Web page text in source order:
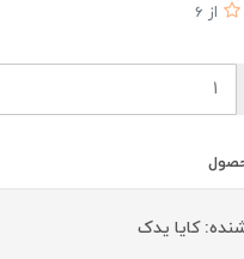
از 6
کایا یدک